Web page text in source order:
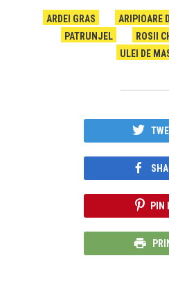
ARDEI GRAS ARIPIOARE
PATRUNJEL
ROSII
ULEI DE
PIN